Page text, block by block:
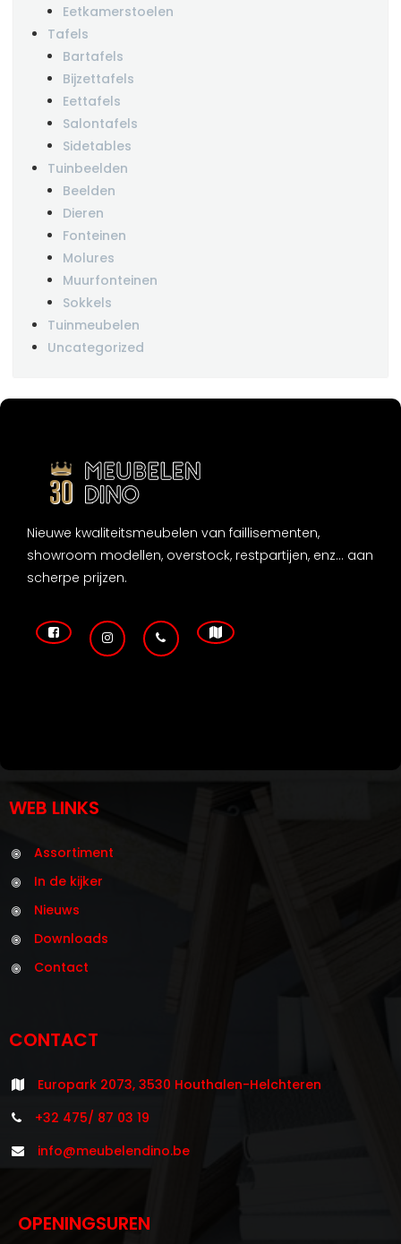
Eetkamerstoelen
Tafels
Bartafels
Bijzettafels
Eettafels
Salontafels
Sidetables
Tuinbeelden
Beelden
Dieren
Fonteinen
Molures
Muurfonteinen
Sokkels
Tuinmeubelen
Uncategorized
Nieuwe kwaliteitsmeubelen van faillisementen,
showroom modellen, overstock, restpartijen, enz... aan
scherpe prijzen.
WEB LINKS
Assortiment
In de kijker
Nieuws
Downloads
Contact
CONTACT
Europark 2073, 3530 Houthalen-Helchteren
+32 475/ 87 03 19
info@meubelendino.be
OPENINGSUREN